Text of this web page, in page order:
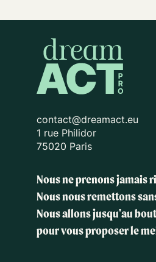
contact@dreamact.eu
1 rue Philidor
75020 Paris
Nous ne prenons jamais
Nous nous remettons
Nous allons jusqu'au
pour vous proposer le